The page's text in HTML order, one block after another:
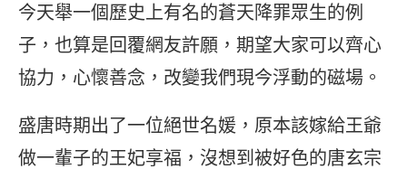
今天舉一個歷史上有名的蒼天降罪眾生的例
子，也算是回覆網友許願，期望大家可以齊心
協力，心懷善念，改變我們現今浮動的磁場。
盛唐時期出了一位絕世名媛，原本該嫁給王爺
做一輩子的王妃享福，沒想到被好色的唐玄宗